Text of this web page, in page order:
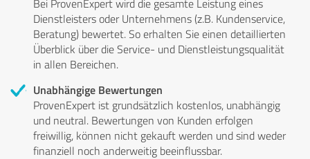
Bei ProvenExpert wird die gesamte Leistung eines
Dienstleisters oder Unternehmens (z.B. Kundenservice,
Beratung) bewertet. So erhalten Sie einen detaillierten
Überblick über die Service- und Dienstleistungsqualität
in allen Bereichen.
Unabhängige Bewertungen
ProvenExpert ist grundsätzlich kostenlos, unabhängig
und neutral. Bewertungen von Kunden erfolgen
freiwillig, können nicht gekauft werden und sind weder
finanziell noch anderweitig beeinflussbar.